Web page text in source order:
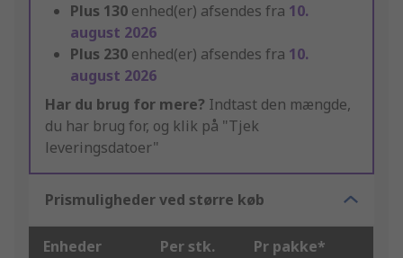
Plus 130 enhed(er) afsendes fra 10.
august 2026
Plus 230 enhed(er) afsendes fra 10.
august 2026
Har du brug for mere? Indtast den mængde,
du har brug for, og klik på "Tjek
leveringsdatoer"
Prismuligheder ved større køb
Enheder Per stk. Pr pakke*